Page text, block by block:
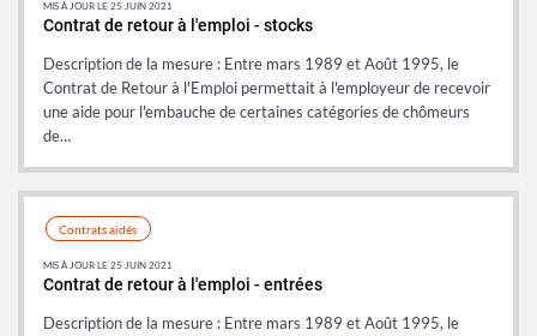
Contrat de retour à l'emploi - stocks
Description de la mesure : Entre mars 1989 et Août 1995, le
Contrat de Retour à l'Emploi permettait à l'employeur de recevoir
une aide pour l'embauche de certaines catégories de chômeurs
de…
MIS À JOUR LE 25 JUIN 2021
Contrat de retour à l'emploi - entrées
Description de la mesure : Entre mars 1989 et Août 1995, le
Contrats aidés
MIS À JOUR LE 25 JUIN 2021